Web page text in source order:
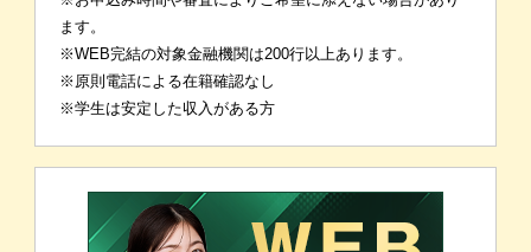
ます。
※WEB完結の対象金融機関は200行以上あります。
※原則電話による在籍確認なし
※学生は安定した収入がある方